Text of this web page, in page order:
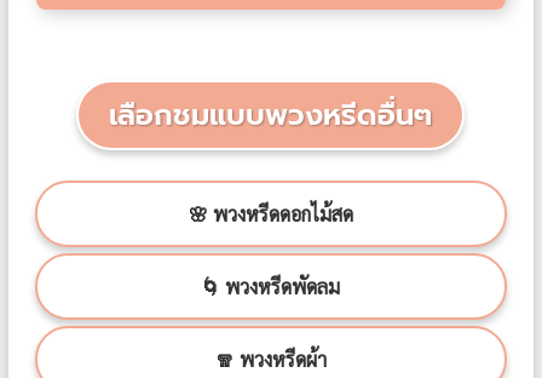
เลือกชมแบบพวงหรีดอื่นๆ
🌸 พวงหรีดดอกไม้สด
🌀 พวงหรีดพัดลม
🧣 พวงหรีดผ้า